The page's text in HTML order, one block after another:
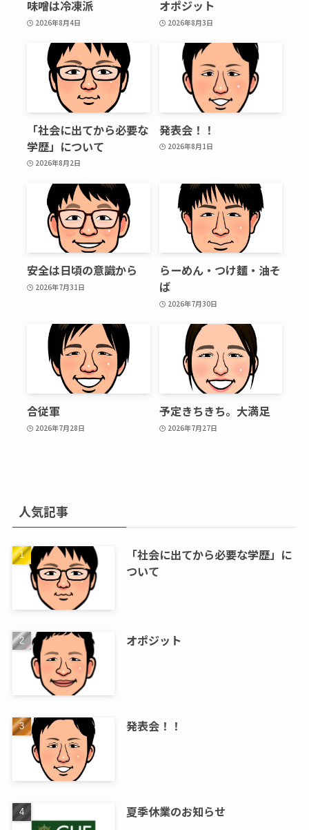
味噌は冷凍派
2026年8月4日
オポジット
2026年8月3日
「社会に出てから必要な
学歴」について
2026年8月2日
発表会！！
2026年8月1日
安全は日頃の意識から
2026年7月31日
らーめん・つけ麵・油そ
ば
2026年7月30日
合従軍
2026年7月28日
予定きちきち。大満足
2026年7月27日
人気記事
「社会に出てから必要な学歴」に
ついて
オポジット
発表会！！
夏季休業のお知らせ